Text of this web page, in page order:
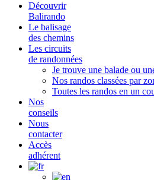
Découvrir
Balirando
Le balisage
des chemins
Les circuits
de randonnées
Je trouve une balade ou
Nos randos classées par
Toutes les randos en un
Nos
conseils
Nous
contacter
Accès
adhérent